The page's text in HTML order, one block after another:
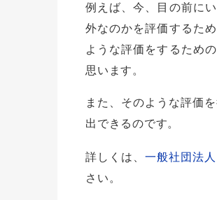
例えば、今、目の前に
外なのかを評価するた
ような評価をするため
思います。
また、そのような評価
出できるのです。
詳しくは、一般社団法
さい。